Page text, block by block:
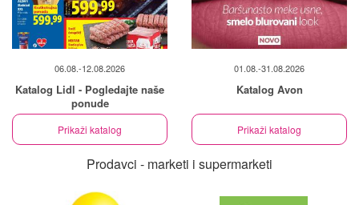
06.08.-12.08.2026
Katalog Lidl - Pogledajte naše
ponude
Prikaži katalog
01.08.-31.08.2026
Katalog Avon
Prikaži katalog
Prodavci - marketi i supermarketi